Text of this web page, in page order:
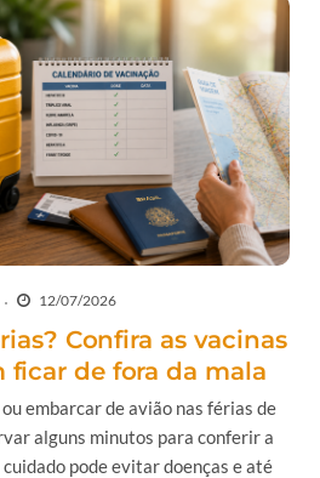
12/07/2026
Confira as vacinas
ficar de fora da mala
embarcar de avião nas férias de
alguns minutos para conferir a
pode evitar doenças e até